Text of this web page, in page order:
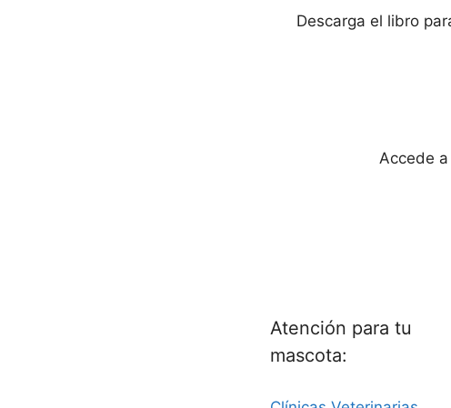
Descarga el libro
Accede
Atención para tu
mascota: